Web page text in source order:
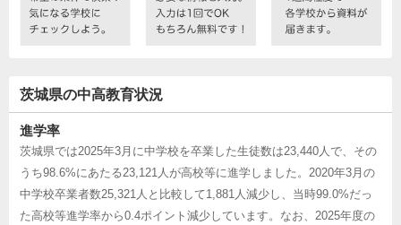
茨城県の中高教育状況
進学率
茨城県では2025年3月に中学校を卒業した生徒数は23,440人で、その
うち98.6%にあたる23,121人が高校等に進学しました。2020年3月の
中学校卒業者数25,321人と比較して1,881人減少し、当時99.0%だっ
た高校等進学率から0.4ポイント減少しています。なお、2025年度の